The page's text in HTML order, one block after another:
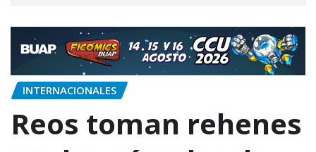
INTERNACIONALES
Reos toman rehenes